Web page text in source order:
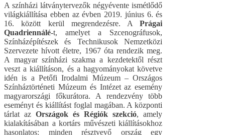
A színházi látványtervezők négyévente ismétlődő
világkiállítása ebben az évben 2019. június 6. és
16. között kerül megrendezésre. APrágai
Quadriennálé-t, amelyet a Szcenográfusok,
Színházépítészek és Technikusok Nemzetközi
Szervezete hívott életre, 1967 óta rendezik meg.
A magyar színházi szakma a kezdetektől részt
veszt a kiállításon, és a hagyományokat követve
idén is a Petőfi Irodalmi Múzeum – Országos
Színháztörténeti Múzeum és Intézet az esemény
magyarországi főkurátora. A rendezvény több
eseményt és kiállítást foglal magában. A központi
tárlat azOrszágok és Régiók szekció, amely
kialakításában a kortárs művészeti kiállításokhoz
hasonlatos: minden résztvevő ország egy